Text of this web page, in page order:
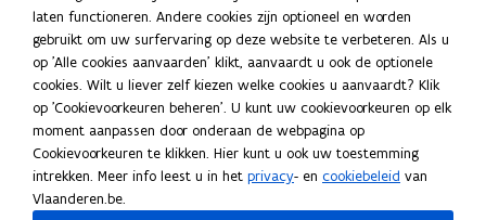
© OpenStreetMap
laten functioneren. Andere cookies zijn optioneel en worden
gebruikt om uw surfervaring op deze website te verbeteren. Als u
op 'Alle cookies aanvaarden' klikt, aanvaardt u ook de optionele
cookies. Wilt u liever zelf kiezen welke cookies u aanvaardt? Klik
op 'Cookievoorkeuren beheren'. U kunt uw cookievoorkeuren op elk
moment aanpassen door onderaan de webpagina op
Cookievoorkeuren te klikken. Hier kunt u ook uw toestemming
intrekken. Meer info leest u in het privacy- en cookiebeleid van
Vlaanderen.be.